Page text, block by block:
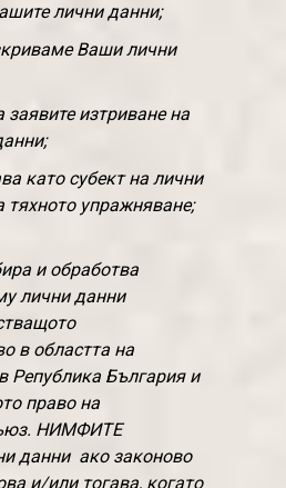
лични данни;
Ваши лични
изтриване на
като субект на лични
тяхното упражняване;
и обработва
лични данни
в областта на
Република България и
право на
НИМФИТЕ
данни ако законово
и/или тогава, когато